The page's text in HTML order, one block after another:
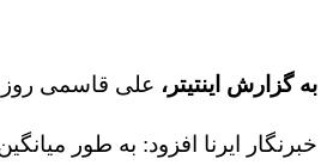
به گزارش اینتیتر، علی قاسمی روز
خبرنگار ایرنا افزود: به طور